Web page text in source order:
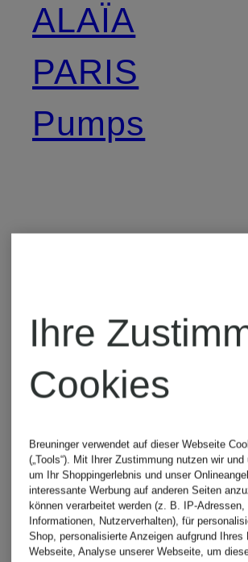
ALAÏA
PARIS
Pumps
Cinque
Comma
Converse
Ihre
Cookies
Breuninger verwendet auf dieser Webseite
(„Tools“). Mit Ihrer Zustimmung nutzen wir
um Ihr Shoppingerlebnis und unser
interessante Werbung auf anderen Seiten
können verarbeitet werden (z. B. IP-
Informationen, Nutzerverhalten), für
Shop, personalisierte Anzeigen aufgrund
Webseite, Analyse unserer Webseite, um